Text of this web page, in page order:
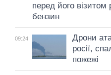
перед його
бензин
09:24
Дрони
росії,
пожежі